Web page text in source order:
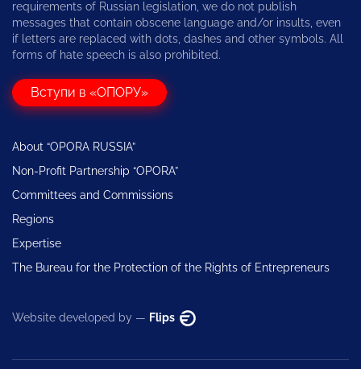
requirements of Russian legislation, we do not publish
messages that contain obscene language and/or insults, even
if letters are replaced with dots, dashes and other symbols. All
forms of hate speech is also prohibited.
Вступи в «ОПОРУ»
About “OPORA RUSSIA”
Non-Profit Partnership “OPORA”
Committees and Commissions
Regions
Expertise
The Bureau for the Protection of the Rights of Entrepreneurs
Website developed by — Flips